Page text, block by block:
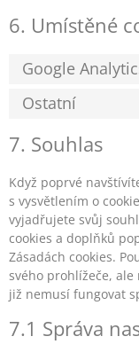
6. Umístěné
Google
Ostatní
7. Souhlas
Když poprvé
s vysvětlením o
vyjadřujete svůj
cookies a doplňků
Zásadách cookies.
svého prohlížeče,
již nemusí fungovat
7.1 Správa